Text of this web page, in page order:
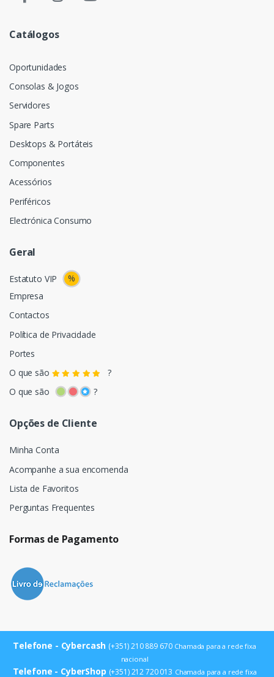
Catálogos
Oportunidades
Consolas & Jogos
Servidores
Spare Parts
Desktops & Portáteis
Componentes
Acessórios
Periféricos
Electrónica Consumo
Geral
Estatuto VIP
%
Empresa
Contactos
Política de Privacidade
Portes
O que são
?
O que são
?
Opções de Cliente
Minha Conta
Acompanhe a sua encomenda
Lista de Favoritos
Perguntas Frequentes
Formas de Pagamento
Telefone - Cybercash (+351) 210 889 670 Chamada para a rede fixa
nacional
Telefone - CyberShop (+351) 212 720 013 Chamada para a rede fixa